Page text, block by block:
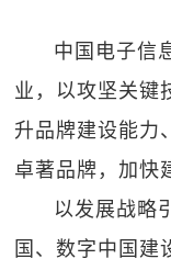
中国电子信
业，以攻坚关键
升品牌建设能力
卓著品牌，加快
以发展战略
国、数字中国建